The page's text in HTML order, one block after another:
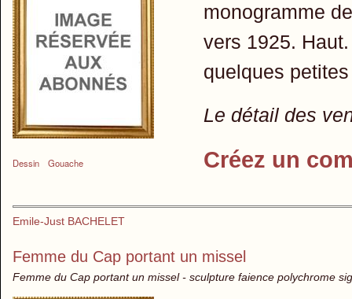
Dessin Gouache
monogramme
vers 1925.
quelques
Le détail des
Créez un
Emile-Just BACHELET
Femme du Cap portant un missel
Femme du Cap portant un missel - sculpture faience polychrome